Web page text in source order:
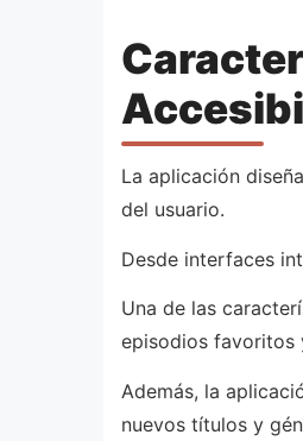
La aplicación
del usuario.
Desde interfaces
Una de las
episodios favoritos
Además, la
nuevos títulos y